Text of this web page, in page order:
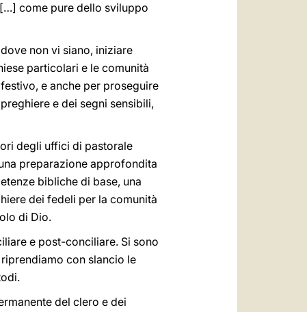
come pure dello sviluppo
non vi siano, iniziare
particolari e le comunità
e anche per proseguire
e dei segni sensibili,
degli uffici di pastorale
preparazione approfondita
bibliche di base, una
dei fedeli per la comunità
di Dio.
e post-conciliare. Si sono
con slancio le
del clero e dei